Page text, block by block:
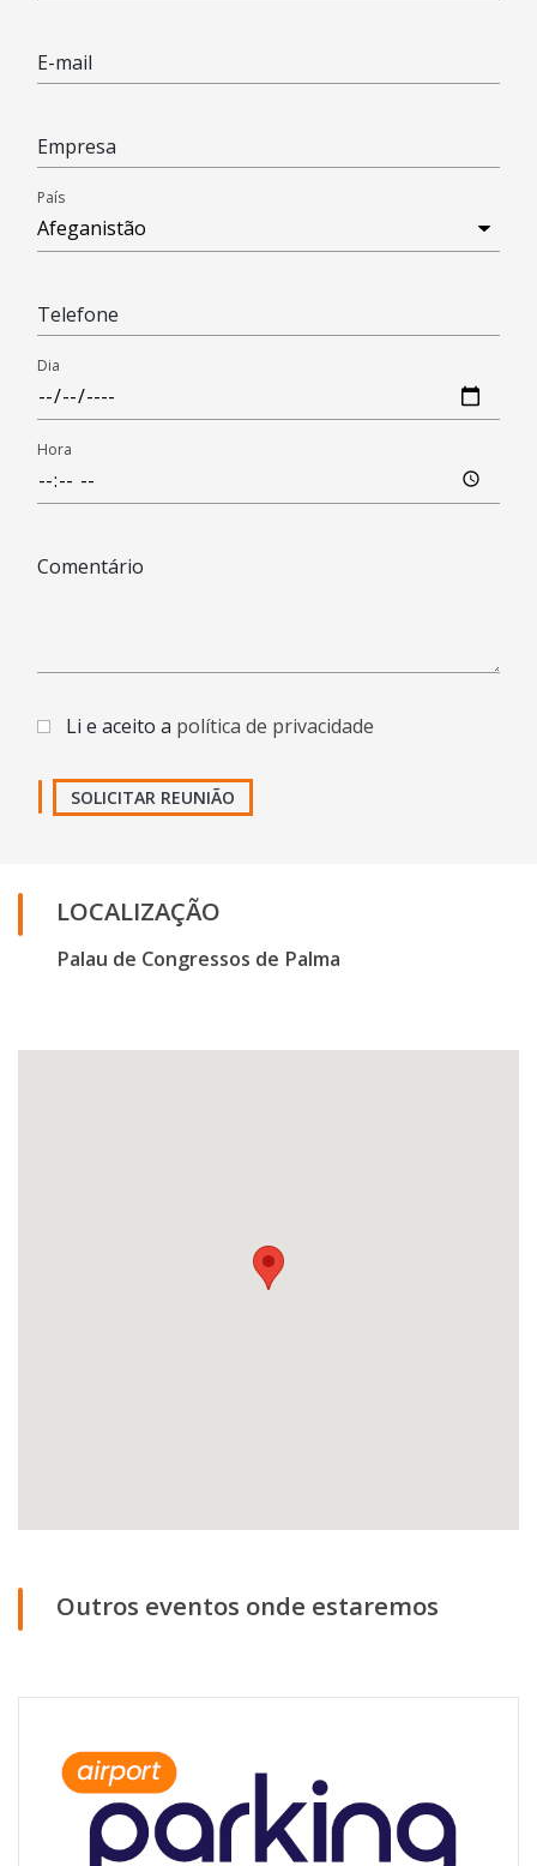
E-mail
Empresa
País
Telefone
Dia
Hora
Comentário
Li e aceito a política de privacidade
SOLICITAR REUNIÃO
LOCALIZAÇÃO
Palau de Congressos de Palma
Outros eventos onde estaremos